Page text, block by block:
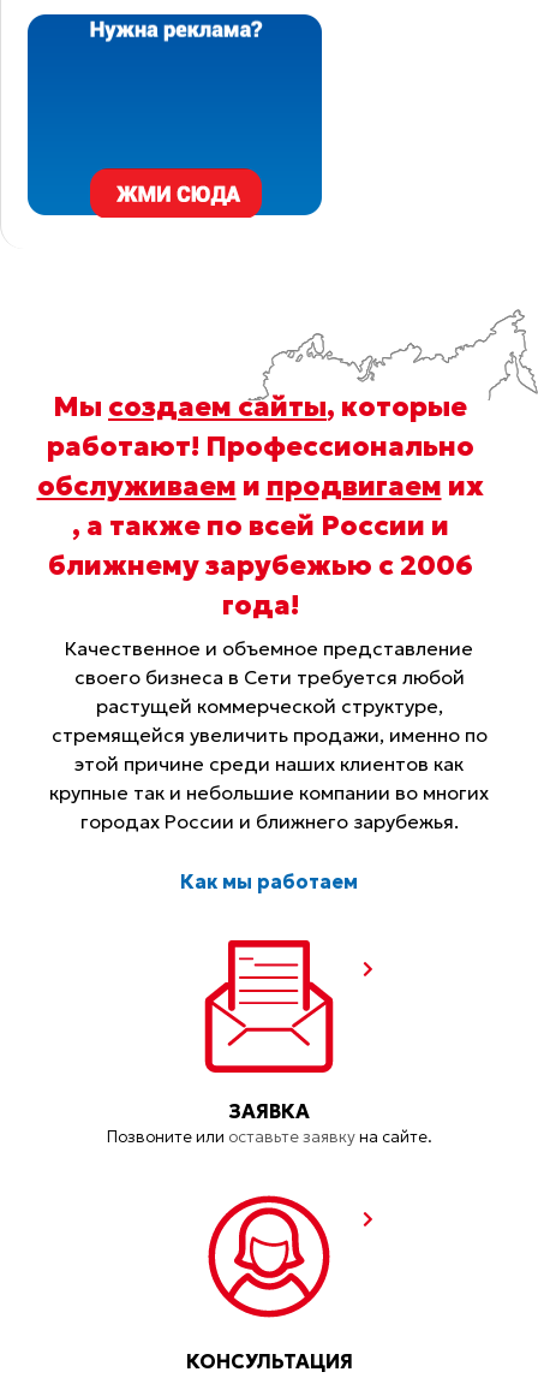
Мы создаем сайты, которые
работают! Профессионально
обслуживаем и продвигаем их
, а также по всей России и
ближнему зарубежью с 2006
года!
Качественное и объемное представление
своего бизнеса в Сети требуется любой
растущей коммерческой структуре,
стремящейся увеличить продажи, именно по
этой причине среди наших клиентов как
крупные так и небольшие компании во многих
городах России и ближнего зарубежья.
Как мы работаем
ЗАЯВКА
Позвоните или оставьте заявкуна сайте.
КОНСУЛЬТАЦИЯ